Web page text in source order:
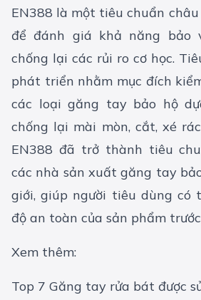
EN388 là một tiêu chuẩn
để đánh giá khả năng bảo
chống lại các rủi ro cơ học.
phát triển nhằm mục đích
các loại găng tay bảo hộ
chống lại mài mòn, cắt, xé
EN388 đã trở thành tiêu
các nhà sản xuất găng tay
giới, giúp người tiêu dùng có
độ an toàn của sản phẩm
Xem thêm:
Top 7 Găng tay rửa bát được